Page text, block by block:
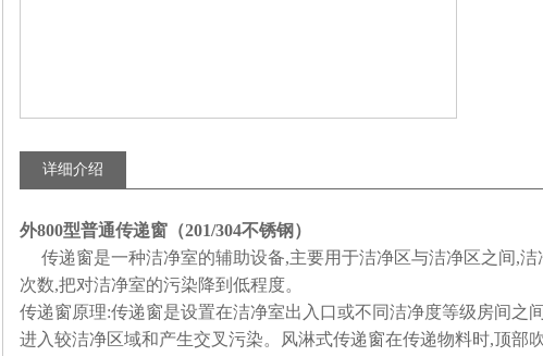
详细介绍
外800型普通传递窗（201/304不锈钢）
传递窗是一种洁净室的辅助设备,主要用于洁净区与洁净区之间,
次数,把对洁净室的污染降到低程度。
传递窗原理:传递窗是设置在洁净室出入口或不同洁净度等级房间之
进入较洁净区域和产生交叉污染。风淋式传递窗在传递物料时,顶部